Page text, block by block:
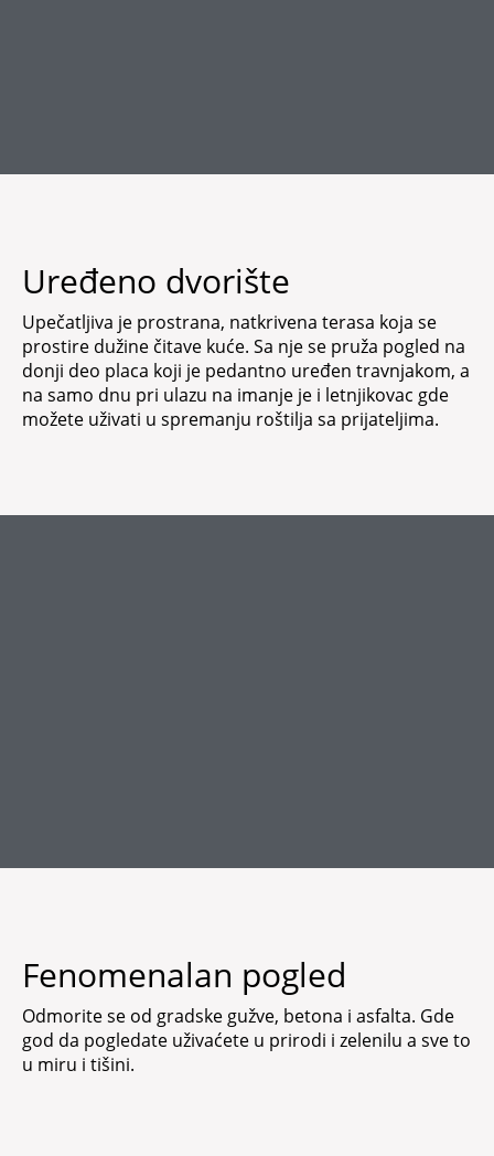
Uređeno dvorište
Upečatljiva je prostrana, natkrivena terasa koja se
prostire dužine čitave kuće. Sa nje se pruža pogled na
donji deo placa koji je pedantno uređen travnjakom, a
na samo dnu pri ulazu na imanje je i letnjikovac gde
možete uživati u spremanju roštilja sa prijateljima.
Fenomenalan pogled
Odmorite se od gradske gužve, betona i asfalta. Gde
god da pogledate uživaćete u prirodi i zelenilu a sve to
u miru i tišini.